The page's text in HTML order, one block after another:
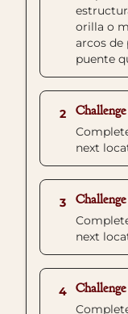
orilla o
arcos de
puente
2
next
3 Challenge
next
4